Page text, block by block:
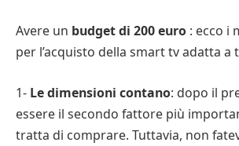
Avere un budget di 200 euro : ecco i
per l’acquisto della smart tv adatta a
1- Le dimensioni contano: dopo il
essere il secondo fattore più
tratta di comprare. Tuttavia, non